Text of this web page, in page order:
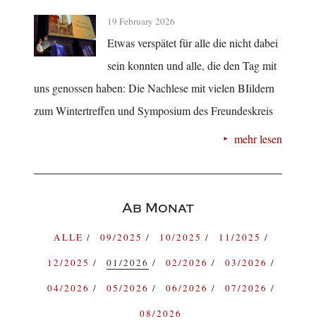
19 February 2026
Etwas verspätet für alle die nicht dabei
sein konnten und alle, die den Tag mit
uns genossen haben: Die Nachlese mit vielen BIildern
zum Wintertreffen und Symposium des Freundeskreis
mehr lesen
Ab Monat
ALLE 09/2025 10/2025
11/2025
12/2025
01/2026 02/2026
03/2026
04/2026
05/2026 06/2026
07/2026
08/2026